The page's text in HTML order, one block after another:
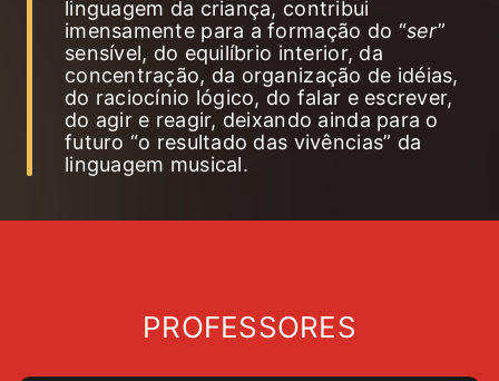
linguagem da criança, contribui
imensamente para a formação do “ser”
sensível, do equilíbrio interior, da
concentração, da organização de idéias,
do raciocínio lógico, do falar e escrever,
do agir e reagir, deixando ainda para o
futuro “o resultado das vivências” da
linguagem musical.
PROFESSORES